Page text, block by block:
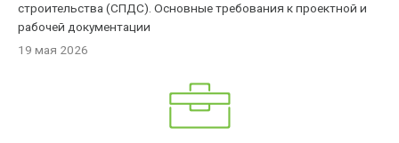
строительства (СПДС). Основные требования к проектной и
рабочей документации
19 мая 2026